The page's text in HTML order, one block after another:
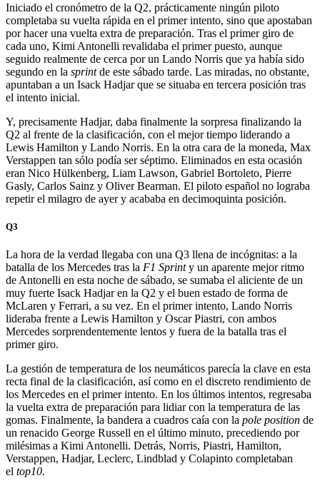
Iniciado el cronómetro de la Q2, prácticamente ningún piloto
completaba su vuelta rápida en el primer intento, sino que apostaban
por hacer una vuelta extra de preparación. Tras el primer giro de
cada uno, Kimi Antonelli revalidaba el primer puesto, aunque
seguido realmente de cerca por un Lando Norris que ya había sido
segundo en la sprintde este sábado tarde. Las miradas, no obstante,
apuntaban a un Isack Hadjar que se situaba en tercera posición tras
el intento inicial.
Y, precisamente Hadjar, daba finalmente la sorpresa finalizando la
Q2 al frente de la clasificación, con el mejor tiempo liderando a
Lewis Hamilton y Lando Norris. En la otra cara de la moneda, Max
Verstappen tan sólo podía ser séptimo. Eliminados en esta ocasión
eran Nico Hülkenberg, Liam Lawson, Gabriel Bortoleto, Pierre
Gasly, Carlos Sainz y Oliver Bearman. El piloto español no lograba
repetir el milagro de ayer y acababa en decimoquinta posición.
Q3
La hora de la verdad llegaba con una Q3 llena de incógnitas: a la
batalla de los Mercedes tras la F1 Sprinty un aparente mejor ritmo
de Antonelli en esta noche de sábado, se sumaba el aliciente de un
muy fuerte Isack Hadjar en la Q2 y el buen estado de forma de
McLaren y Ferrari, a su vez. En el primer intento, Lando Norris
lideraba frente a Lewis Hamilton y Oscar Piastri, con ambos
Mercedes sorprendentemente lentos y fuera de la batalla tras el
primer giro.
La gestión de temperatura de los neumáticos parecía la clave en esta
recta final de la clasificación, así como en el discreto rendimiento de
los Mercedes en el primer intento. En los últimos intentos, regresaba
la vuelta extra de preparación para lidiar con la temperatura de las
gomas. Finalmente, la bandera a cuadros caía con la pole position de
un renacido George Russell en el último minuto, precediendo por
milésimas a Kimi Antonelli. Detrás, Norris, Piastri, Hamilton,
Verstappen, Hadjar, Leclerc, Lindblad y Colapinto completaban
el top10.